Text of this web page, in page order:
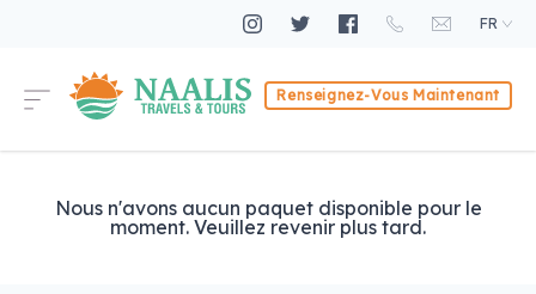
FR
Renseignez-Vous Maintenant
Nous n'avons aucun paquet disponible pour le
moment. Veuillez revenir plus tard.